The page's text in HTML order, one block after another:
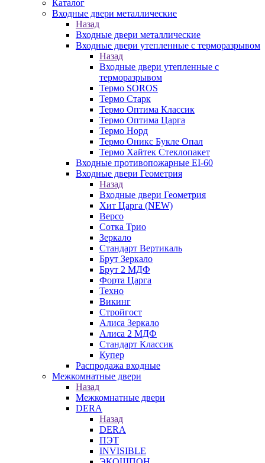
Каталог
Входные двери металлические
Назад
Входные двери металлические
Входные двери утепленные с терморазрывом
Назад
Входные двери утепленные с
терморазрывом
Термо SOROS
Термо Старк
Термо Оптима Классик
Термо Оптима Царга
Термо Норд
Термо Оникс Букле Опал
Термо Хайтек Стеклопакет
Входные противопожарные EI-60
Входные двери Геометрия
Назад
Входные двери Геометрия
Хит Царга (NEW)
Версо
Сотка Трио
Зеркало
Стандарт Вертикаль
Брут Зеркало
Брут 2 МДФ
Форта Царга
Техно
Викинг
Стройгост
Алиса Зеркало
Алиса 2 МДФ
Стандарт Классик
Купер
Распродажа входные
Межкомнатные двери
Назад
Межкомнатные двери
DERA
Назад
DERA
ПЭТ
INVISIBLE